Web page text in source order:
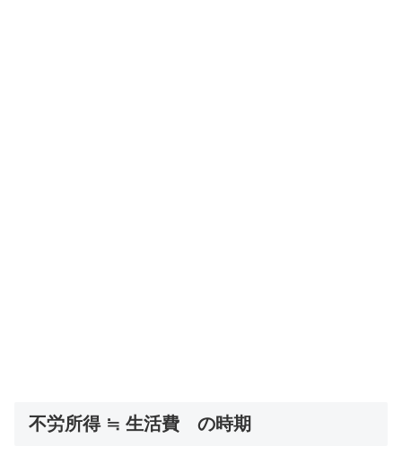
不労所得 ≒ 生活費 の時期